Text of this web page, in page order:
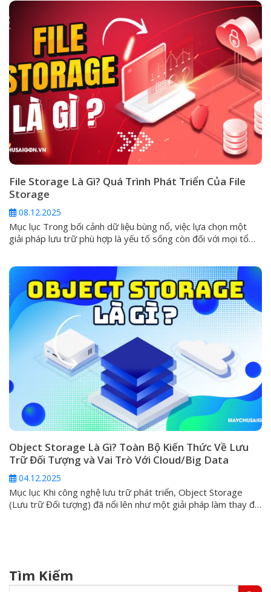
I/O (Input/Output) cực cao...
File Storage Là Gì? Quá Trình Phát Triển Của File
Storage
08.12.2025
Mục lục Trong bối cảnh dữ liệu bùng nổ, việc lựa chọn một
giải pháp lưu trữ phù hợp là yếu tố sống còn đối với mọi tổ
Tuy nhiên,...
Object Storage Là Gì? Toàn Bộ Kiến Thức Về Lưu
Trữ Đối Tượng và Vai Trò Với Cloud/Big Data
04.12.2025
Mục lục Khi công nghệ lưu trữ phát triển, Object Storage
(Lưu trữ Đối tượng) đã nổi lên như một giải pháp làm thay đổi
Tìm Kiếm